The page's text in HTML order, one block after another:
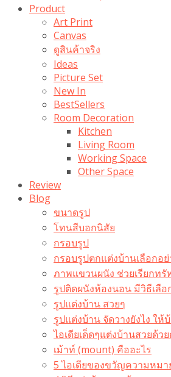
Product
Art Print
Canvas
ดูสินค้าจริง
Ideas
Picture Set
New In
BestSellers
Room Decoration
Kitchen
Living Room
Working Space
Other Space
Review
Blog
ขนาดรูป
โทนสีบอกนิสัย
กรอบรูป
กรอบรูปตกแต่งบ้านเลือกอ
ภาพแขวนผนัง ช่วยเรียกท
รูปติดผนังห้องนอน มีวิธีเลื
รูปแต่งบ้าน สวยๆ
รูปแต่งบ้าน จัดวางยังไง ใ
ไอเดียเด็ดๆแต่งบ้านสวยด้ว
เม้าท์ (mount) คืออะไร​
5 ไอเดียของขวัญความหมา